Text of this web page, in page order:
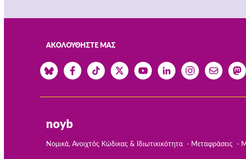
ΑΚΟΛΟΥΘΉΣΤΕ ΜΑΣ
noyb
Νομικά, Ανοιχτός Κώδικας & Ιδιωτικικότητα Μεταφράσεις